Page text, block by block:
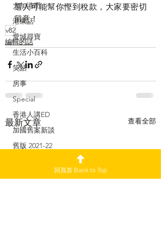
大加港嘢
港東話
愛城尋寶
生活小百科
笑話
房事
Special
香港人講ED
加國舊案新談
舊版 2021-22
加愛焦點新聞
選人可能幫你慳到稅款，大家要密切
留意！
v82
編輯的話
最新文章 查看全部
回頁首 Back to Top